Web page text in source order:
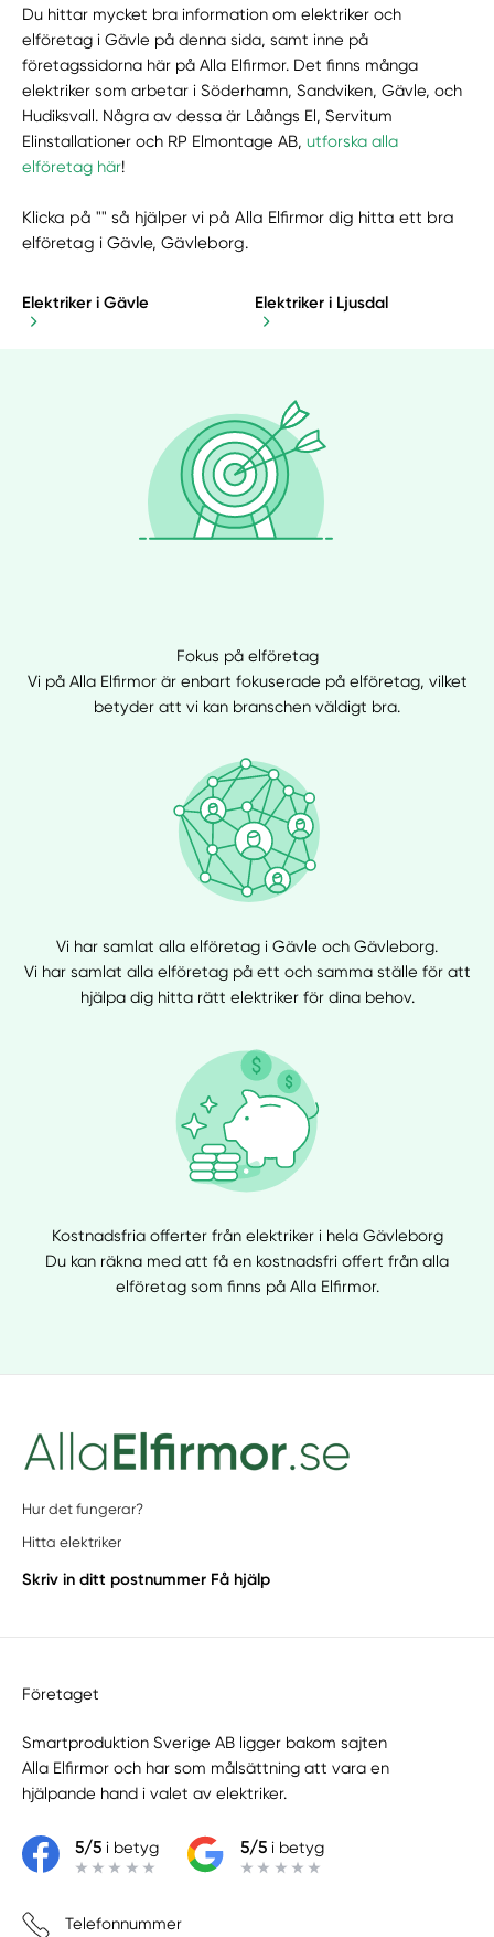
Du hittar mycket bra information om elektriker och
elföretag i Gävle på denna sida, samt inne på
företagssidorna här på Alla Elfirmor. Det finns många
elektriker som arbetar i Söderhamn, Sandviken, Gävle, och
Hudiksvall. Några av dessa är Låångs El, Servitum
Elinstallationer och RP Elmontage AB,utforska alla
elföretag här!
Klicka på "" så hjälper vi på Alla Elfirmor dig hitta ett bra
elföretag i Gävle, Gävleborg.
Elektriker i Gävle Elektriker i Ljusdal
Fokus på elföretag
Vi på Alla Elfirmor är enbart fokuserade på elföretag, vilket
betyder att vi kan branschen väldigt bra.
Vi har samlat alla elföretag i Gävle och Gävleborg.
Vi har samlat alla elföretag på ett och samma ställe för att
hjälpa dig hitta rätt elektriker för dina behov.
Kostnadsfria offerter från elektriker i hela Gävleborg
Du kan räkna med att få en kostnadsfri offert från alla
elföretag som finns på Alla Elfirmor.
Hur det fungerar?
Hitta elektriker
Skriv in ditt postnummer Få hjälp
Företaget
Smartproduktion Sverige AB ligger bakom sajten
Alla Elfirmor och har som målsättning att vara en
hjälpande hand i valet av elektriker.
5/5i betyg 5/5i betyg
Telefonnummer